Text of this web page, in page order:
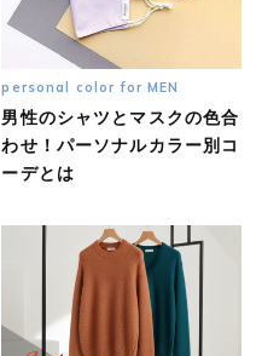
personal color for MEN
男性のシャツとマスクの色合
わせ！パーソナルカラー別コ
ーデとは